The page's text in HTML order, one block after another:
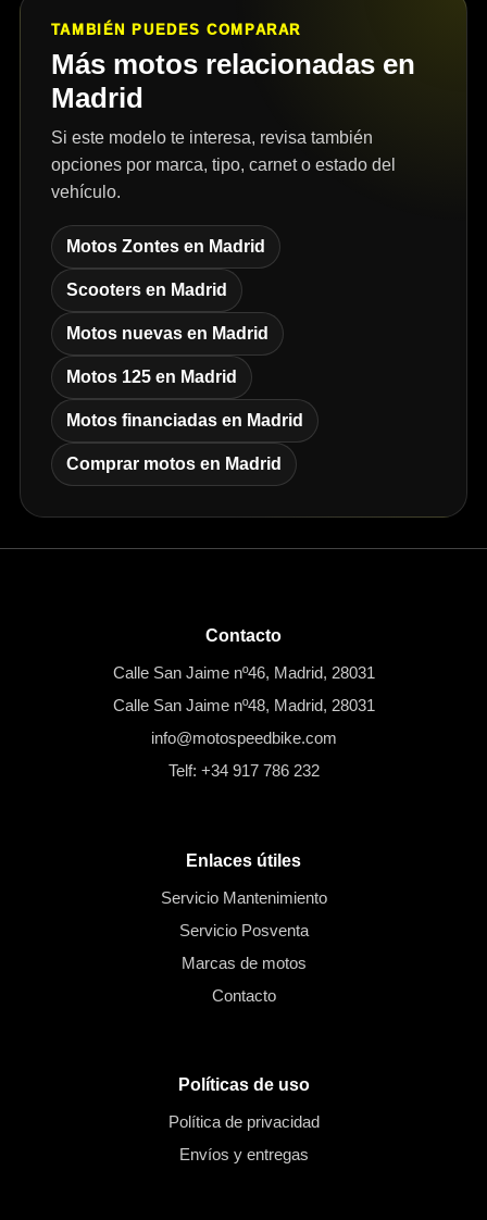
TAMBIÉN PUEDES COMPARAR
Más motos relacionadas en
Madrid
Si este modelo te interesa, revisa también
opciones por marca, tipo, carnet o estado del
vehículo.
Motos Zontes en Madrid
Scooters en Madrid
Motos nuevas en Madrid
Motos 125 en Madrid
Motos financiadas en Madrid
Comprar motos en Madrid
Contacto
Calle San Jaime nº46, Madrid, 28031
Calle San Jaime nº48, Madrid, 28031
info@motospeedbike.com
Telf: +34 917 786 232
Enlaces útiles
Servicio Mantenimiento
Servicio Posventa
Marcas de motos
Contacto
Políticas de uso
Política de privacidad
Envíos y entregas